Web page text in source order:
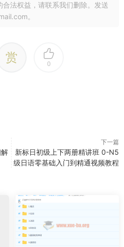
法权益，请联系我们删除。发送
。
赏 0
下一篇
新标日初级上下两册精讲班 0-N5
级日语零基础入门到精通视频教程